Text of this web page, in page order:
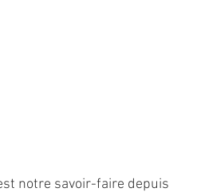
notre savoir-faire depuis